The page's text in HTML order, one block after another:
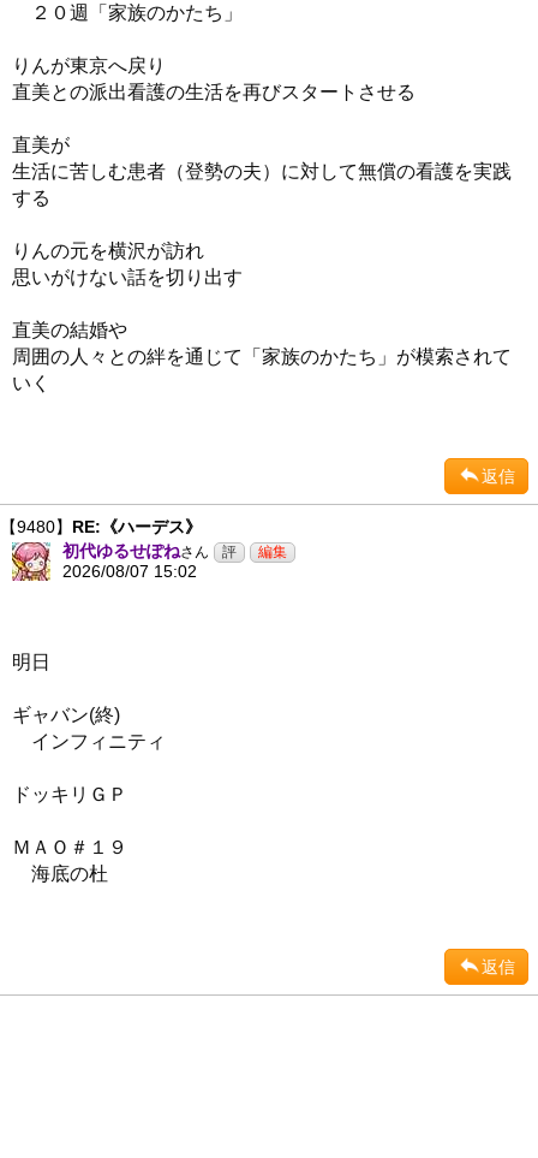
２０週「家族のかたち」
りんが東京へ戻り
直美との派出看護の生活を再びスタートさせる
直美が
生活に苦しむ患者（登勢の夫）に対して無償の看護を実践
する
りんの元を横沢が訪れ
思いがけない話を切り出す
直美の結婚や
周囲の人々との絆を通じて「家族のかたち」が模索されて
いく
返信
【9480】 RE:《ハーデス》
初代ゆるせぽねさん
2026/08/07 15:02
明日
ギャバン(終)
インフィニティ
ドッキリＧＰ
ＭＡＯ＃１９
海底の杜
返信